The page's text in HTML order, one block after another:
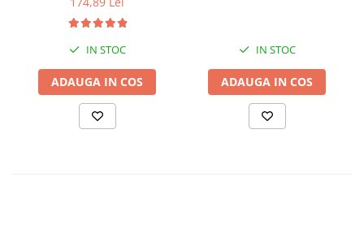
IN STOC
ADAUGA IN COS
IN STOC
ADAUGA IN COS